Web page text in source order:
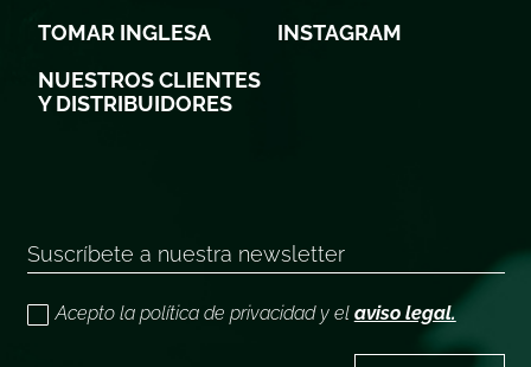
TOMAR INGLESA
NUESTROS CLIENTES
Y DISTRIBUIDORES
INSTAGRAM
Acepto la política de privacidad y el aviso legal.